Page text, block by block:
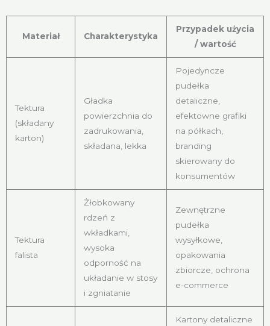
Materiał Charakterystyka
Przypadek użycia
/ wartość
Tektura
(składany
karton)
Gładka
powierzchnia do
zadrukowania,
składana, lekka
Pojedyncze
pudełka
detaliczne,
efektowne grafiki
na półkach,
branding
skierowany do
konsumentów
Tektura
falista
Żłobkowany
rdzeń z
wkładkami,
wysoka
odporność na
układanie w stosy
i zgniatanie
Zewnętrzne
pudełka
wysyłkowe,
opakowania
zbiorcze, ochrona
e-commerce
Kartony detaliczne